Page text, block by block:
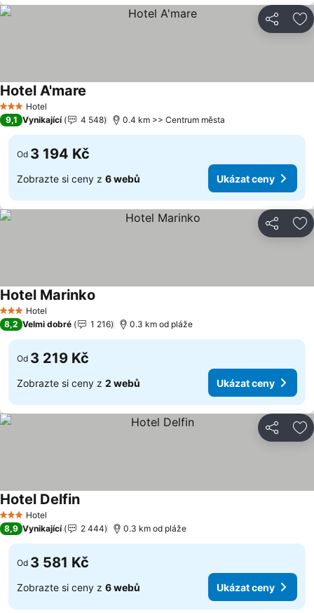
Sdílet
3 Počet hvězdiček
Hotel
Hotel A'mare
9,1 Vynikající 4 548 0.4 km >> Centrum města
Od 3 194 Kč
Zobrazte si ceny z 6 webů Ukázat ceny
Sdílet
3 Počet hvězdiček
Hotel
Hotel Marinko
8,2 Velmi dobré 1 216 0.3 km od pláže
Od 3 219 Kč
Zobrazte si ceny z 2 webů Ukázat ceny
Sdílet
3 Počet hvězdiček
Hotel
Hotel Delfin
8,9 Vynikající 2 444 0.3 km od pláže
Od 3 581 Kč
Zobrazte si ceny z 6 webů Ukázat ceny